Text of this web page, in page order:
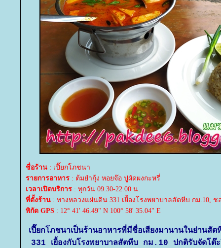
ชื่อร้าน : เปี๊ยกโภชนา
รายการอาหาร : ต้มยำกุ้ง หอยจ๊อ ปูผัดผงกะหรี่
เวลาเปิดบริการ : ทุกวัน 09.30-22.00 น.
ที่ตั้งร้าน : ทางหลวงแผ่นดิน 331 เยื้องโรงพยาบาลสัตหีบ กม.10, ช
พิกัด GPS : 12° 41' 46.49" N 100° 58' 35.04" E
เปี๊ยกโภชนาเป็นร้านอาหารที่มีชื่อเสียงมานานในย่าน
331 เยื้องกับโรงพยาบาลสัตหีบ กม.10 ปกติรับจัดโต๊